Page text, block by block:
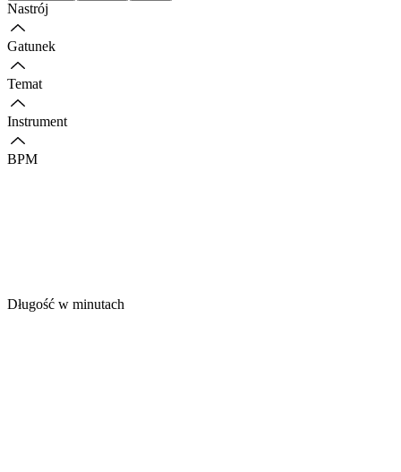
Nastrój
Gatunek
Temat
Instrument
BPM
Długość w minutach